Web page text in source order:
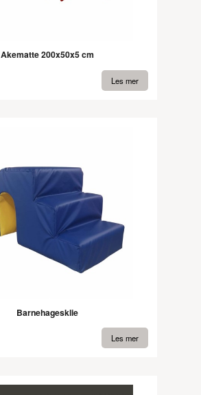
Akematte 200x50x5 cm
Les mer
Barnehagesklie
Les mer